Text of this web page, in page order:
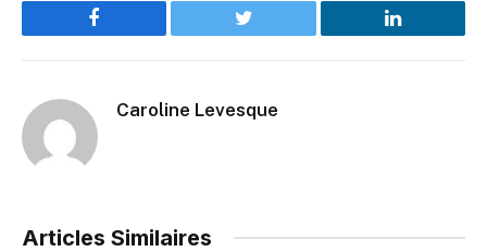
Facebook Twitter LinkedIn
Caroline Levesque
Articles Similaires